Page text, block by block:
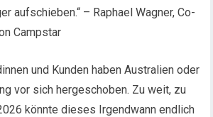
aufschieben.“ – Raphael Wagner, Co-
Campstar
und Kunden haben Australien oder
vor sich hergeschoben. Zu weit, zu
könnte dieses Irgendwann endlich